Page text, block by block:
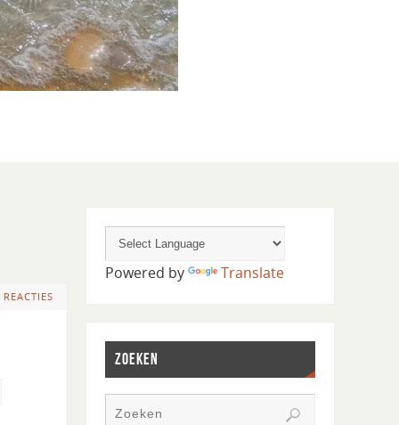
REACTIES
Powered by Translate
ZOEKEN